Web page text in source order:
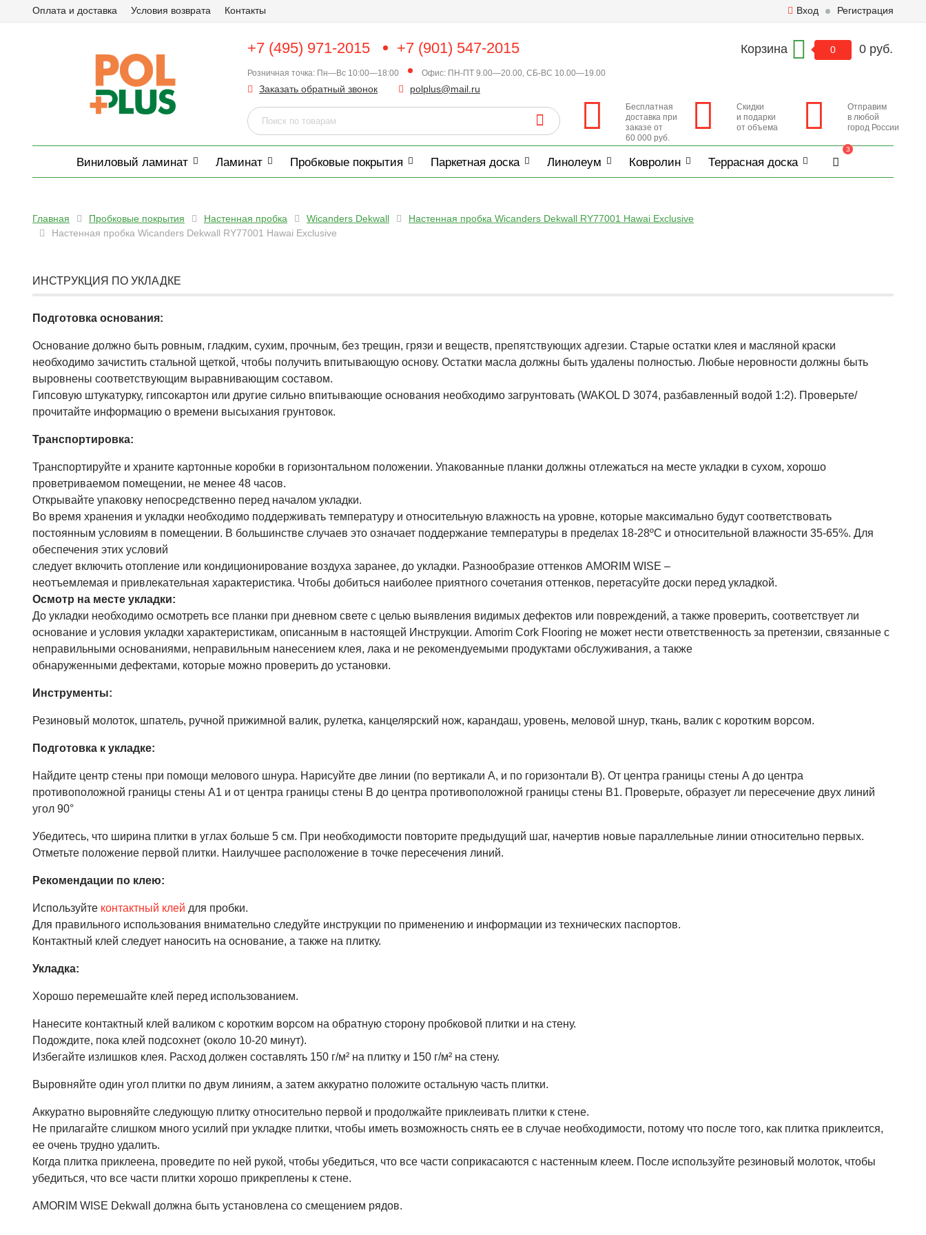
Оплата и доставка Условия возврата Контакты Вход Регистрация
+7 (495) 971-2015 +7 (901) 547-2015
Розничная точка: Пн—Вс 10:00—18:00 Офис: ПН-ПТ 9.00—20.00, СБ-ВС 10.00—19.00
Заказать обратный звонок polplus@mail.ru
Корзина 0 0 руб.
Бесплатная
доставка при
заказе от
60 000 руб.
Скидки
и подарки
от объема
Отправим
в любой
город России
Виниловый ламинат Ламинат Пробковые покрытия Паркетная доска Линолеум Ковролин Террасная доска
3
Главная Пробковые покрытия Настенная пробка Wicanders Dekwall
Настенная пробка Wicanders Dekwall RY77001 Hawai Exclusive
Настенная пробка Wicanders Dekwall RY77001 Hawai Exclusive
ИНСТРУКЦИЯ ПО УКЛАДКЕ
Подготовка основания:
Основание должно быть ровным, гладким, сухим, прочным, без трещин, грязи и веществ, препятствующих адгезии. Старые остатки клея и масляной краски
необходимо зачистить стальной щеткой, чтобы получить впитывающую основу. Остатки масла должны быть удалены полностью. Любые неровности должны быть
выровнены соответствующим выравнивающим составом.
Гипсовую штукатурку, гипсокартон или другие сильно впитывающие основания необходимо загрунтовать (WAKOL D 3074, разбавленный водой 1:2). Проверьте/
прочитайте информацию о времени высыхания грунтовок.
Транспортировка:
Транспортируйте и храните картонные коробки в горизонтальном положении. Упакованные планки должны отлежаться на месте укладки в сухом, хорошо
проветриваемом помещении, не менее 48 часов.
Открывайте упаковку непосредственно перед началом укладки.
Во время хранения и укладки необходимо поддерживать температуру и относительную влажность на уровне, которые максимально будут соответствовать
постоянным условиям в помещении. В большинстве случаев это означает поддержание температуры в пределах 18-28ºC и относительной влажности 35-65%. Для
обеспечения этих условий
следует включить отопление или кондиционирование воздуха заранее, до укладки. Разнообразие оттенков AMORIM WISE –
неотъемлемая и привлекательная характеристика. Чтобы добиться наиболее приятного сочетания оттенков, перетасуйте доски перед укладкой.
Осмотр на месте укладки:
До укладки необходимо осмотреть все планки при дневном свете с целью выявления видимых дефектов или повреждений, а также проверить, соответствует ли
основание и условия укладки характеристикам, описанным в настоящей Инструкции. Amorim Cork Flooring не может нести ответственность за претензии, связанные с
неправильными основаниями, неправильным нанесением клея, лака и не рекомендуемыми продуктами обслуживания, а также
обнаруженными дефектами, которые можно проверить до установки.
Инструменты:
Резиновый молоток, шпатель, ручной прижимной валик, рулетка, канцелярский нож, карандаш, уровень, меловой шнур, ткань, валик с коротким ворсом.
Подготовка к укладке:
Найдите центр стены при помощи мелового шнура. Нарисуйте две линии (по вертикали А, и по горизонтали В). От центра границы стены А до центра
противоположной границы стены А1 и от центра границы стены B до центра противоположной границы стены В1. Проверьте, образует ли пересечение двух линий
угол 90°
Убедитесь, что ширина плитки в углах больше 5 см. При необходимости повторите предыдущий шаг, начертив новые параллельные линии относительно первых.
Отметьте положение первой плитки. Наилучшее расположение в точке пересечения линий.
Рекомендации по клею:
Используйте контактный клей для пробки.
Для правильного использования внимательно следуйте инструкции по применению и информации из технических паспортов.
Контактный клей следует наносить на основание, а также на плитку.
Укладка:
Хорошо перемешайте клей перед использованием.
Нанесите контактный клей валиком с коротким ворсом на обратную сторону пробковой плитки и на стену.
Подождите, пока клей подсохнет (около 10-20 минут).
Избегайте излишков клея. Расход должен составлять 150 г/м² на плитку и 150 г/м² на стену.
Выровняйте один угол плитки по двум линиям, а затем аккуратно положите остальную часть плитки.
Аккуратно выровняйте следующую плитку относительно первой и продолжайте приклеивать плитки к стене.
Не прилагайте слишком много усилий при укладке плитки, чтобы иметь возможность снять ее в случае необходимости, потому что после того, как плитка приклеится,
ее очень трудно удалить.
Когда плитка приклеена, проведите по ней рукой, чтобы убедиться, что все части соприкасаются с настенным клеем. После используйте резиновый молоток, чтобы
убедиться, что все части плитки хорошо прикреплены к стене.
AMORIM WISE Dekwall должна быть установлена со смещением рядов.